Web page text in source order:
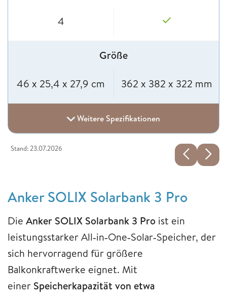
4
Größe
46 x 25,4 x 27,9 cm 362 x 382 x 322 mm
Weitere Spezifikationen
Stand: 23.07.2026
Anker SOLIX Solarbank 3 Pro
Die Anker SOLIX Solarbank 3 Pro ist ein
leistungsstarker All‑in‑One‑Solar‑Speicher, der
sich hervorragend für größere
Balkonkraftwerke eignet. Mit
einer Speicherkapazität von etwa